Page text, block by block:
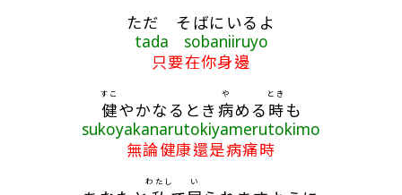
ただ そばにいるよ
tada sobaniiruyo
只要在你身邊
健
すこ
やかなるとき病
や
める 時
とき
も
sukoyakanarutokiyamerutokimo
無論健康還是病痛時
わたし い